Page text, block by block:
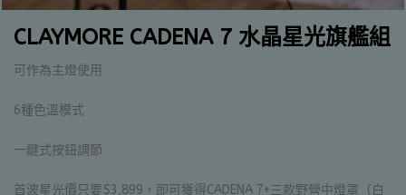
CLAYMORE CADENA 7 水晶星光旗艦組
可作為主燈使用
6種色溫模式
一鍵式按鈕調節
首波星光價只要$3,899，即可獲得CADENA 7+三款野營中燈罩（白